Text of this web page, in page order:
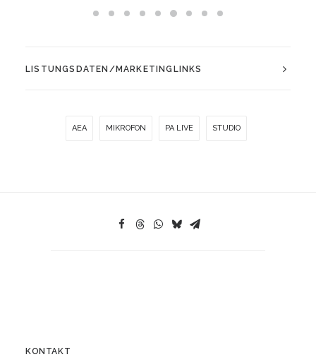
LISTUNGSDATEN/MARKETINGLINKS
AEA MIKROFON PA LIVE STUDIO
KONTAKT